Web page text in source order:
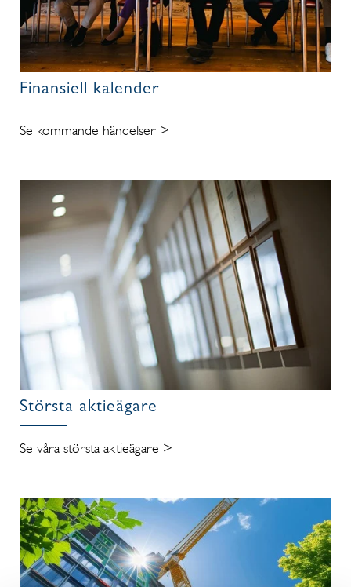
Finansiell kalender
Se kommande händelser >
Största aktieägare
Se våra största aktieägare >